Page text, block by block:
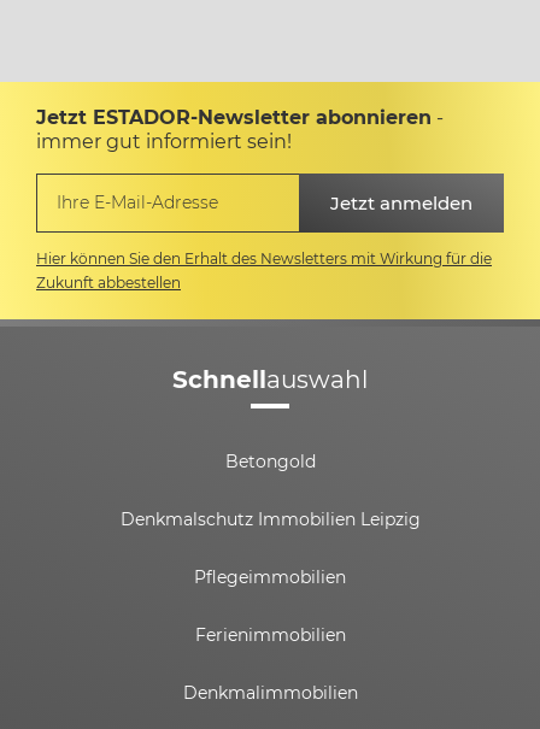
Jetzt ESTADOR-Newsletter abonnieren -
immer gut informiert sein!
Hier können Sie den Erhalt des Newsletters mit Wirkung für die
Zukunft abbestellen
Schnellauswahl
Betongold
Denkmalschutz Immobilien Leipzig
Pflegeimmobilien
Ferienimmobilien
Denkmalimmobilien